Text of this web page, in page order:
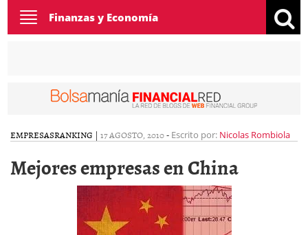
Toggle
navigation
Finanzas y Economía
EMPRESASRANKING | 17 AGOSTO, 2010- Escrito por: Nicolas Rombiola
Mejores empresas en China